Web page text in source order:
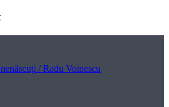
/ Radu Voinescu